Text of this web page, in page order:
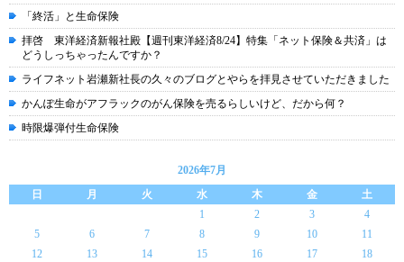
「終活」と生命保険
拝啓 東洋経済新報社殿【週刊東洋経済8/24】特集「ネット保険＆共済」は
どうしっちゃったんですか？
ライフネット岩瀬新社長の久々のブログとやらを拝見させていただきました
かんぽ生命がアフラックのがん保険を売るらしいけど、だから何？
時限爆弾付生命保険
2026年7月
日
月 火 水 木 金
土
1
2 3
4
5
6 7 8 9 10
11
12
13 14 15 16 17
18